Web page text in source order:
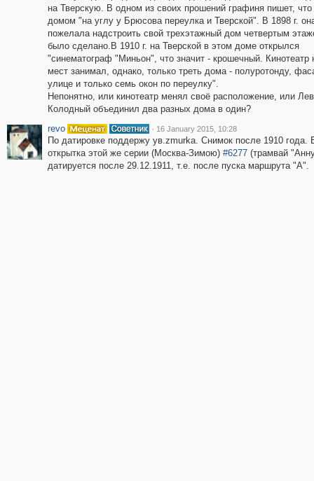
на Тверскую. В одном из своих прошений графиня пишет, что
домом "на углу у Брюсова переулка и Тверской". В 1898 г.
пожелала надстроить свой трехэтажный дом четвертым
было сделано.В 1910 г. на Тверской в этом доме открылся
"синематограф "Миньон", что значит - крошечный. Кинотеатр
мест занимал, однако, только треть дома - полуротонду,
улице и только семь окон по переулку".
Непонятно, или кинотеатр менял своё расположение, или Лев
Колодный объединил два разных дома в один?
revo
· 16 January 2015, 10:28
По датировке поддержу ув.zmurka. Снимок после 1910 года.
открытка этой же серии (Москва-Зимою) #6277(трамвай
датируется после 29.12.1911, т.е. после пуска маршрута "А".